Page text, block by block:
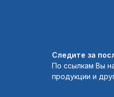
Следите за
По ссылкам Вы
продукции и